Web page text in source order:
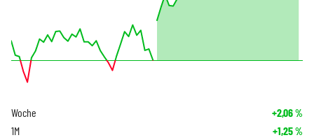
Woche +2,06%
1M +1,25%